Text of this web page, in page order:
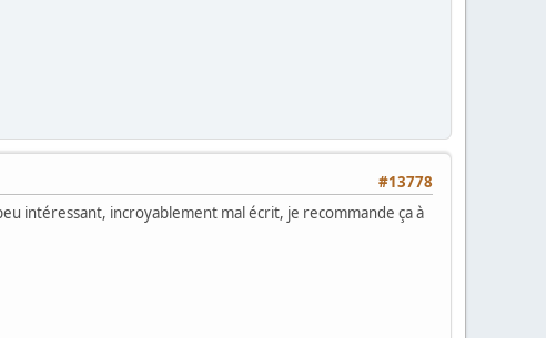
#13778
intéressant, incroyablement mal écrit, je recommande ça à